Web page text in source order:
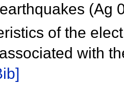
(Ag
of the
with